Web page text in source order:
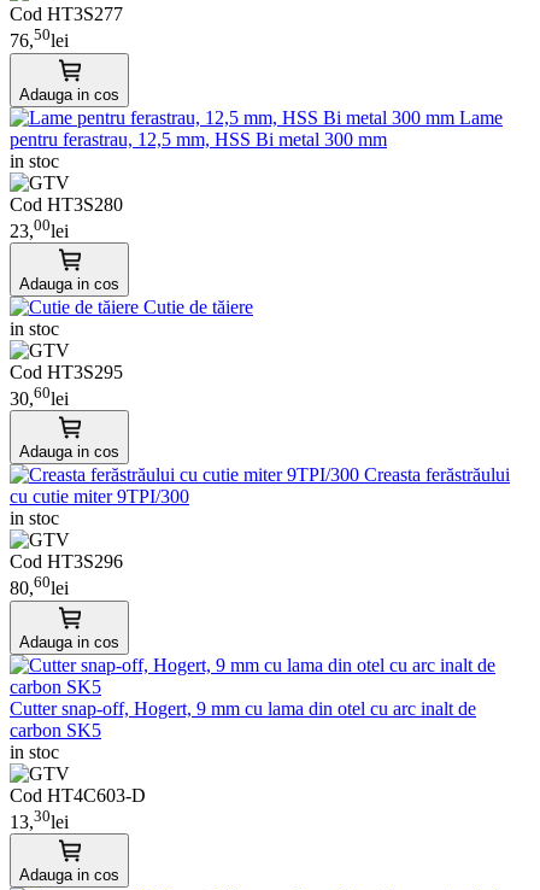
Cod HT3S277
76,50lei
Adauga in cos
Lame
pentru ferastrau, 12,5 mm, HSS Bi metal 300 mm
in stoc
Cod HT3S280
23,00lei
Adauga in cos
Cutie de tăiere
in stoc
Cod HT3S295
30,60lei
Adauga in cos
Creasta ferăstrăului
cu cutie miter 9TPI/300
in stoc
Cod HT3S296
80,60lei
Adauga in cos
Cutter snap-off, Hogert, 9 mm cu lama din otel cu arc inalt de
carbon SK5
in stoc
Cod HT4C603-D
13,30lei
Adauga in cos